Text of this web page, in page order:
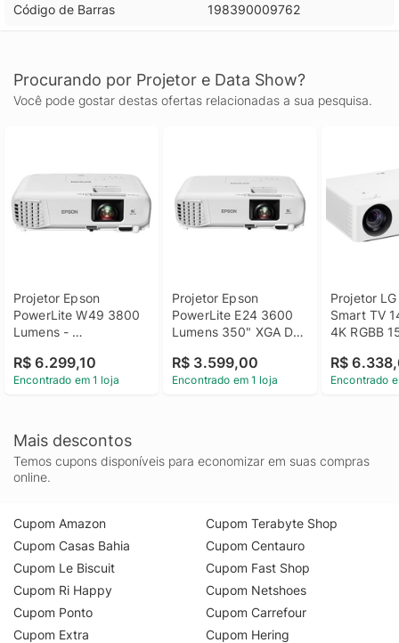
Código de Barras 198390009762
Procurando por Projetor e Data Show?
Você pode gostar destas ofertas relacionadas a sua pesquisa.
Projetor Epson
PowerLite W49 3800
Lumens -
R$ 6.299,10
Encontrado em 1 loja
Projetor Epson
PowerLite E24 3600
Lumens 350" XGA D-
V11HB51021
R$ 3.599,00
Encontrado em 1 loja
Projetor
Smart TV
4K RGBB
R$
Encontrado
Mais descontos
Temos cupons disponíveis para economizar em suas compras
online.
Cupom Amazon
Cupom Casas Bahia
Cupom Le Biscuit
Cupom Ri Happy
Cupom Ponto
Cupom Extra
Cupom Terabyte Shop
Cupom Centauro
Cupom Fast Shop
Cupom Netshoes
Cupom Carrefour
Cupom Hering